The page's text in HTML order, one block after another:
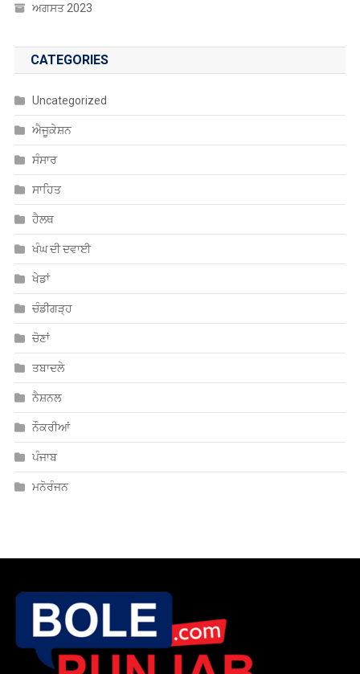
ਅਗਸਤ 2023
CATEGORIES
Uncategorized
ਐਜੂਕੇਸ਼ਨ
ਸੰਸਾਰ
ਸਾਹਿਤ
ਹੈਲਥ
ਖੰਘ ਦੀ ਦਵਾਈ
ਖੇਡਾਂ
ਚੰਡੀਗੜ੍ਹ
ਚੋਣਾਂ
ਤਬਾਦਲੇ
ਨੈਸ਼ਨਲ
ਨੌਕਰੀਆਂ
ਪੰਜਾਬ
ਮਨੋਰੰਜਨ